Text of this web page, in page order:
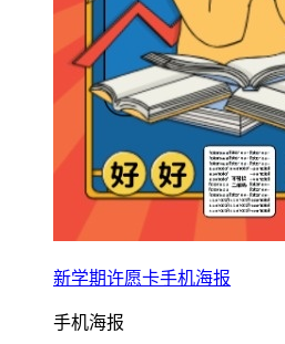
新学期许愿卡手机海报
手机海报